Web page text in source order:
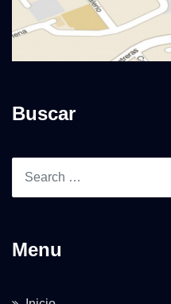
Buscar
Menu